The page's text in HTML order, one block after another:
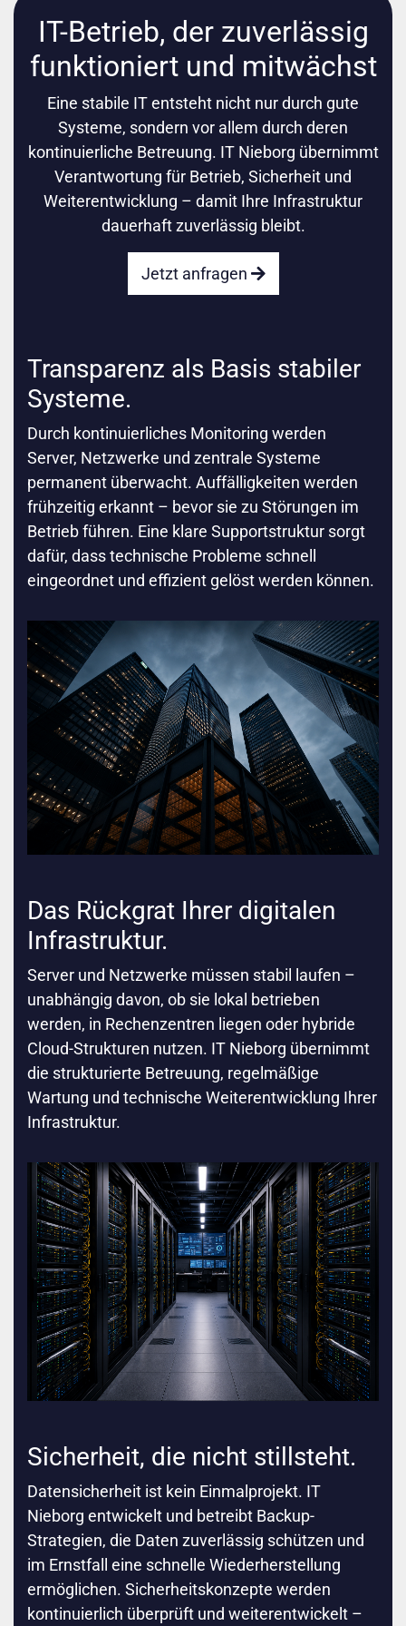
IT-Betrieb, der zuverlässig
funktioniert und mitwächst
Eine stabile IT entsteht nicht nur durch gute
Systeme, sondern vor allem durch deren
kontinuierliche Betreuung. IT Nieborg übernimmt
Verantwortung für Betrieb, Sicherheit und
Weiterentwicklung – damit Ihre Infrastruktur
dauerhaft zuverlässig bleibt.
Jetzt anfragen
Transparenz als Basis stabiler
Systeme.
Durch kontinuierliches Monitoring werden
Server, Netzwerke und zentrale Systeme
permanent überwacht. Auffälligkeiten werden
frühzeitig erkannt – bevor sie zu Störungen im
Betrieb führen. Eine klare Supportstruktur sorgt
dafür, dass technische Probleme schnell
eingeordnet und effizient gelöst werden können.
Das Rückgrat Ihrer digitalen
Infrastruktur.
Server und Netzwerke müssen stabil laufen –
unabhängig davon, ob sie lokal betrieben
werden, in Rechenzentren liegen oder hybride
Cloud-Strukturen nutzen. IT Nieborg übernimmt
die strukturierte Betreuung, regelmäßige
Wartung und technische Weiterentwicklung Ihrer
Infrastruktur.
Sicherheit, die nicht stillsteht.
Datensicherheit ist kein Einmalprojekt. IT
Nieborg entwickelt und betreibt Backup-
Strategien, die Daten zuverlässig schützen und
im Ernstfall eine schnelle Wiederherstellung
ermöglichen. Sicherheitskonzepte werden
kontinuierlich überprüft und weiterentwickelt –